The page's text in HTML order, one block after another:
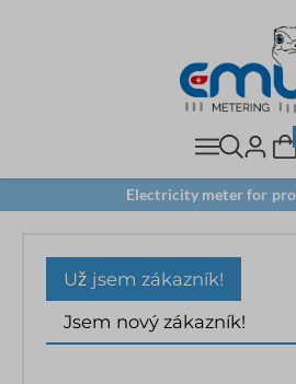
Electricity meter for
Už jsem zákazník!
Jsem nový zákazník!